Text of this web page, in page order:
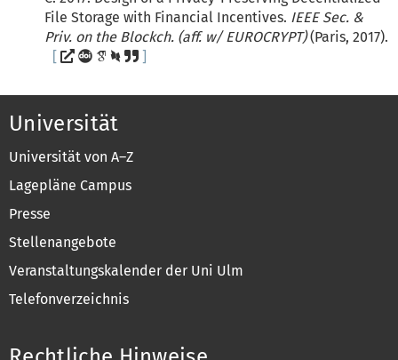
File Storage with Financial Incentives. IEEE Sec. &
Priv. on the Blockch. (aff. w/ EUROCRYPT)(Paris, 2017).
Universität
Universität von A–Z
Lagepläne Campus
Presse
Stellenangebote
Veranstaltungskalender der Uni Ulm
Telefonverzeichnis